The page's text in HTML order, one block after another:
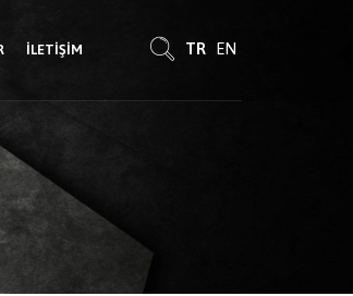
İLETIŞIM TR EN